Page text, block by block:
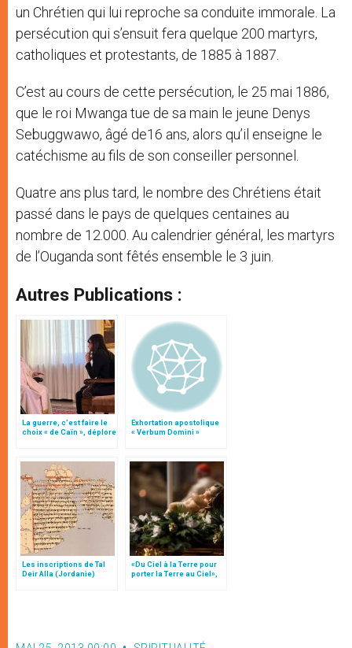
un Chrétien qui lui reproche sa conduite immorale. La
persécution qui s’ensuit fera quelque 200 martyrs,
catholiques et protestants, de 1885 à 1887.
C’est au cours de cette persécution, le 25 mai 1886,
que le roi Mwanga tue de sa main le jeune Denys
Sebuggwawo, âgé de16 ans, alors qu’il enseigne le
catéchisme au fils de son conseiller personnel.
Quatre ans plus tard, le nombre des Chrétiens était
passé dans le pays de quelques centaines au
nombre de 12.000. Au calendrier général, les martyrs
de l’Ouganda sont fêtés ensemble le 3 juin.
Autres Publications :
La guerre, c’est faire le
choix « de Caïn », déplore
Exhortation apostolique
« Verbum Domini »
Les inscriptions de Tal
Deir Alla (Jordanie)
«Du Ciel à la Terre pour
porter la Terre au Ciel»,